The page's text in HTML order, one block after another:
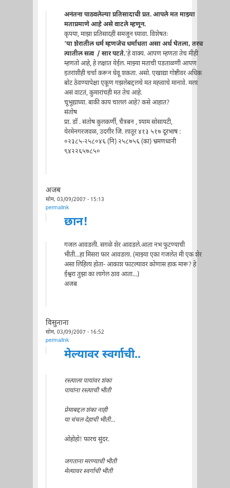
अनंतना पाठवलेल्या प्रतिसादाची प्रत. आपले मत माझ्या
मताप्रमाणे आहे असे वाटले म्हणून.
कृपया, माझा प्रतिसादही समजून घ्यावा. विशेषतः
'या शेरातील धर्म म्हणजेच धर्मांधता असा अर्थ घेतला, तरच
त्यातील सत्व / सार पटते.'हे वाक्य. आपण म्हणता तेच मीही
म्हणतो आहे, हे लक्षात येईल. माझ्या मताची पडताळणी आपण
इतरांशीही चर्चा करून घेवू शकता. असो. एखाद्या गोष्टीवर अधिक
बोट ठेवण्यापेक्षा एकूण गझलेबद्दलचे मत मह्त्वाचे मानावे. मला
असं वाटतं, कुमारांचही मत तेच आहे.
चूभूद्याघ्या. बाकी काय चाललं आहे? कसे आहात?
संतोष
प्रा. डॉ . संतोष कुलकर्णी, चैत्रबन , श्याम सोसायटी,
येरमेनगरजवळ, उदगीर जि. लातूर ४१३ ५१७ दूरभाष :
०२३८५-२५८०४६ (नि) २५८७५६ (का) भ्रमणध्वनी
९४२२६५७८५०
अजब
सोम, 03/09/2007 - 15:13
permalink
छान!
गजल आवडली. सग़ळे शेर आवडले.आता नभ फुटण्याची
भीती...हा मिसरा फार आवडला. (माझ्या एका गजलेत मी एक शेर
असा लिहिला होता- आकाश फाटल्यावर कोणास हाक मारू? हे
ईश्वरा तुझा का लागेल ठाव आता...)
अजब
विसुनाना
सोम, 03/09/2007 - 16:52
permalink
मेल्यावर स्वर्गाची..
रस्त्याला पायांवर शंका
पायांना रस्त्याची भीती
प्रेमाबद्दल शंका नाही
या चंचल देहाची भीती...
ओहोहो! फारच सुंदर.
जगताना मरण्याची भीती
मेल्यावर स्वर्गाची भीती